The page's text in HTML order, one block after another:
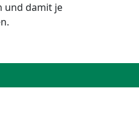
und damit je